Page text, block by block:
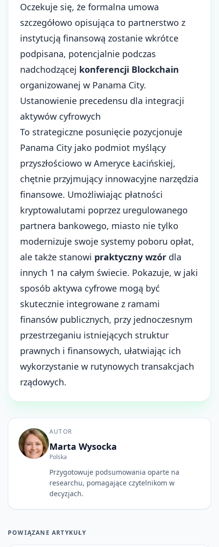
Oczekuje się, że formalna umowa
szczegółowo opisująca to partnerstwo z
instytucją finansową zostanie wkrótce
podpisana, potencjalnie podczas
nadchodzącej konferencji Blockchain
organizowanej w Panama City.
Ustanowienie precedensu dla integracji
aktywów cyfrowych
To strategiczne posunięcie pozycjonuje
Panama City jako podmiot myślący
przyszłościowo w Ameryce Łacińskiej,
chętnie przyjmujący innowacyjne narzędzia
finansowe. Umożliwiając płatności
kryptowalutami poprzez uregulowanego
partnera bankowego, miasto nie tylko
modernizuje swoje systemy poboru opłat,
ale także stanowi praktyczny wzór dla
innych 1 na całym świecie. Pokazuje, w jaki
sposób aktywa cyfrowe mogą być
skutecznie integrowane z ramami
finansów publicznych, przy jednoczesnym
przestrzeganiu istniejących struktur
prawnych i finansowych, ułatwiając ich
wykorzystanie w rutynowych transakcjach
rządowych.
AUTOR
Marta Wysocka
Polska
Przygotowuje podsumowania oparte na
researchu, pomagające czytelnikom w
decyzjach.
POWIĄZANE ARTYKUŁY